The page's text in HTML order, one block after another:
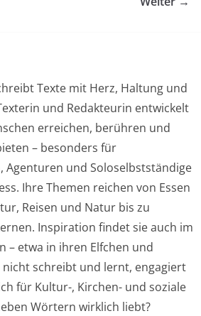
Texte mit Herz, Haltung und
und Redakteurin entwickelt
erreichen, berühren und
– besonders für
Agenturen und Soloselbstständige
Ihre Themen reichen von Essen
Reisen und Natur bis zu
Inspiration findet sie auch im
– etwa in ihren Elfchen und
nicht schreibt und lernt, engagiert
für Kultur-, Kirchen- und soziale
Wörtern wirklich liebt?